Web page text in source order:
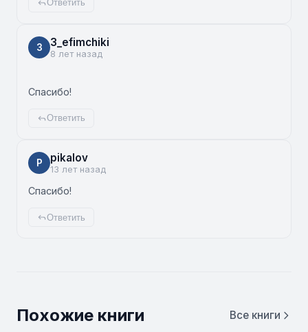
Ответить
3 3_efimchiki
8 лет назад
Спасибо!
Ответить
P pikalov
13 лет назад
Спасибо!
Ответить
Похожие книги Все книги